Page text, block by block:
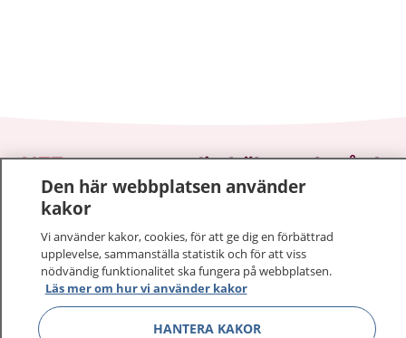
1177–tryggt om din hälsa och vård
På 1177.se får du råd om hälsa och information om
sjukdomar och vilka mottagningar du kan kontakta.
Logga in för att läsa din journal och göra dina
vårdärenden. Ring telefonnummer 1177 för
sjukvårdsrådgivning dygnet runt.
1177 ger dig råd när du vill må bättre.
Den här webbplatsen använder
kakor
Vi använder kakor, cookies, för att ge dig en förbättrad
upplevelse, sammanställa statistik och för att viss
nödvändig funktionalitet ska fungera på webbplatsen.
Läs mer om hur vi använder kakor
HANTERA KAKOR